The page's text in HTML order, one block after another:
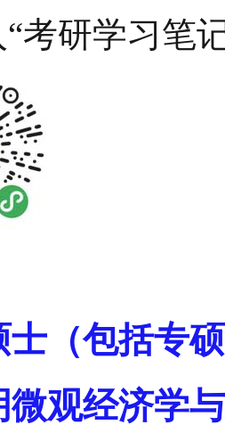
考研学习笔
士（包括专
微观经济学